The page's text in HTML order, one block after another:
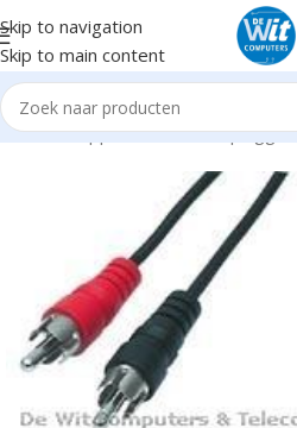
Skip to navigation
Skip to main content
Home Supplies Kabels en pluggen